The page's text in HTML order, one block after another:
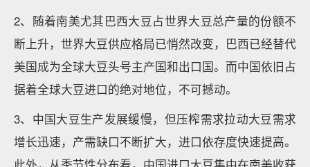
2、随着南美尤其巴西大豆占世界大豆总产量的份额不
断上升，世界大豆供应格局已悄然改变，巴西已经替代
美国成为全球大豆头号主产国和出口国。而中国依旧占
据着全球大豆进口的绝对地位，不可撼动。
3、中国大豆生产发展缓慢，但压榨需求拉动大豆需求
增长迅速，产需缺口不断扩大，进口依存度快速提高。